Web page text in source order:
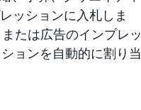
ッションに入札しま
または広告のインプレッ
ョンを自動的に割り当